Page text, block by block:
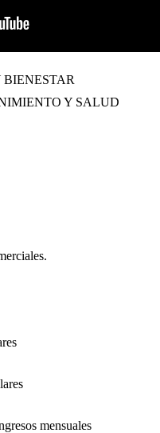
BIENESTAR
Y SALUD
mensuales